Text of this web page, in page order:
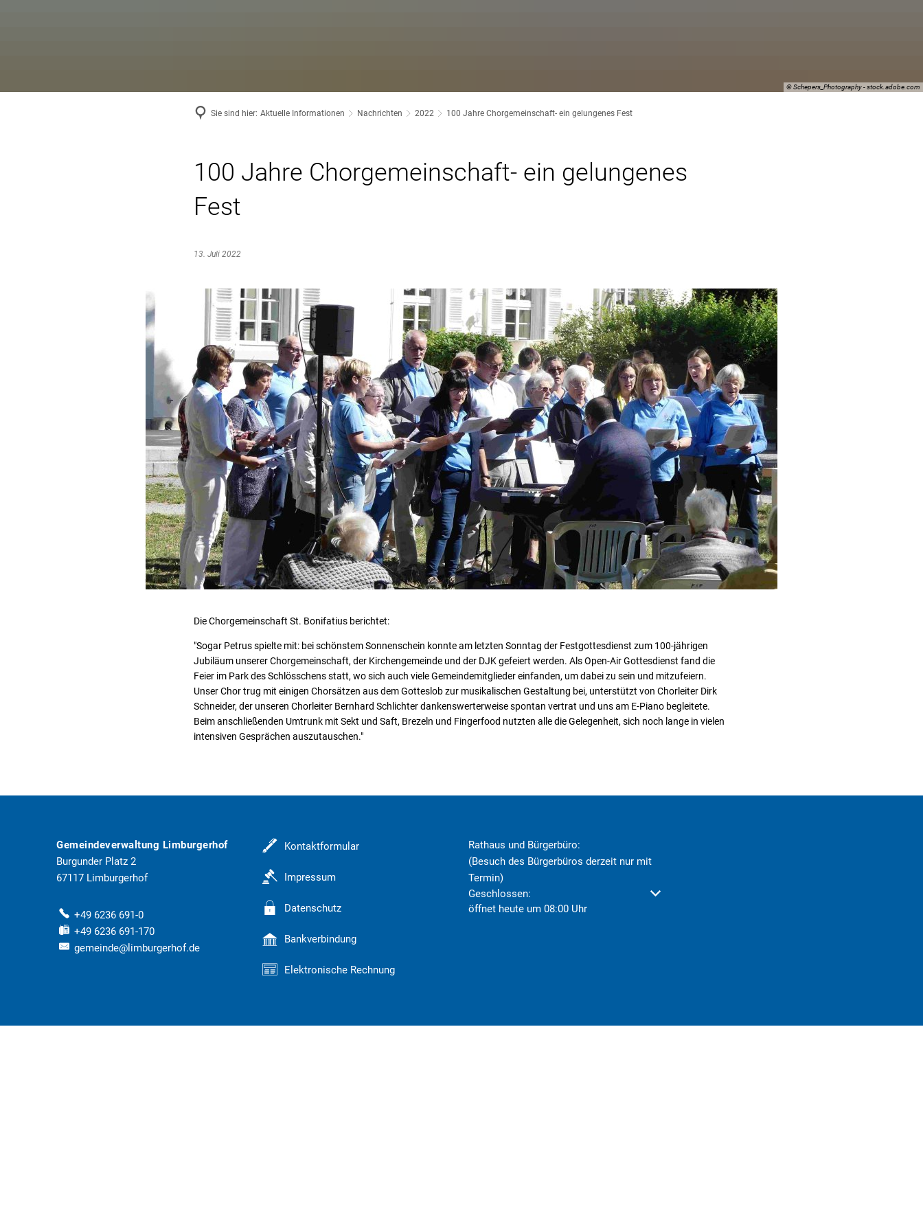
© Schepers_Photography - stock.adobe.com
Sie sind hier: Aktuelle Informationen Nachrichten 2022 100 Jahre Chorgemeinschaft- ein gelungenes Fest
100 Jahre Chorgemeinschaft- ein gelungenes
Fest
13. Juli 2022
Die Chorgemeinschaft St. Bonifatius berichtet:
"Sogar Petrus spielte mit: bei schönstem Sonnenschein konnte am letzten Sonntag der Festgottesdienst zum 100-jährigen
Jubiläum unserer Chorgemeinschaft, der Kirchengemeinde und der DJK gefeiert werden. Als Open-Air Gottesdienst fand die
Feier im Park des Schlösschens statt, wo sich auch viele Gemeindemitglieder einfanden, um dabei zu sein und mitzufeiern.
Unser Chor trug mit einigen Chorsätzen aus dem Gotteslob zur musikalischen Gestaltung bei, unterstützt von Chorleiter Dirk
Schneider, der unseren Chorleiter Bernhard Schlichter dankenswerterweise spontan vertrat und uns am E-Piano begleitete.
Beim anschließenden Umtrunk mit Sekt und Saft, Brezeln und Fingerfood nutzten alle die Gelegenheit, sich noch lange in vielen
intensiven Gesprächen auszutauschen."
Gemeindeverwaltung Limburgerhof
Burgunder Platz 2
67117 Limburgerhof
+49 6236 691-0
+49 6236 691-170
gemeinde@limburgerhof.de
Kontaktformular
Impressum
Datenschutz
Bankverbindung
Elektronische Rechnung
Rathaus und Bürgerbüro:
(Besuch des Bürgerbüros derzeit nur mit
Termin)
Klicken, um weitere Öffnungs- oder Schließzeiten auszublenden
Geschlossen:
öffnet heute um 08:00 Uhr